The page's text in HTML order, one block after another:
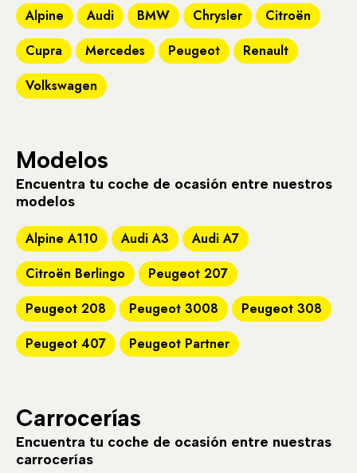
Alpine Audi BMW Chrysler
Citroën
Cupra
Mercedes Peugeot
Renault
Volkswagen
Modelos
Encuentra tu coche de ocasión entre nuestros
modelos
Alpine A110 Audi A3
Audi A7
Citroën Berlingo
Peugeot 207
Peugeot 208
Peugeot 3008
Peugeot 308
Peugeot 407
Peugeot Partner
Carrocerías
Encuentra tu coche de ocasión entre nuestras
carrocerías